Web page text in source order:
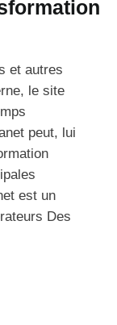
et autres
le site
peut, lui
est un
Des